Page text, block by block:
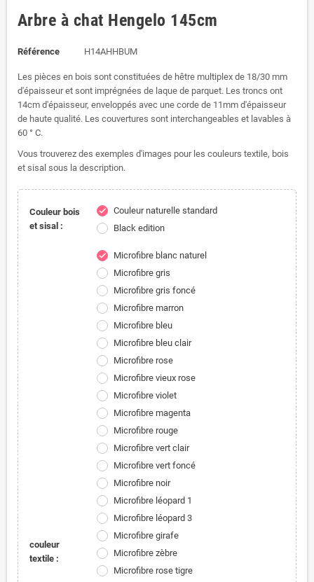
Arbre à chat Hengelo 145cm
Référence H14AHHBUM
Les pièces en bois sont constituées de hêtre multiplex de 18/30 mm
d'épaisseur et sont imprégnées de laque de parquet. Les troncs ont
14cm d'épaisseur, enveloppés avec une corde de 11mm d'épaisseur
de haute qualité. Les couvertures sont interchangeables et lavables à
60 ° C.
Vous trouverez des exemples d'images pour les couleurs textile, bois
et sisal sous la description.
Couleur bois
et sisal :
check
Couleur naturelle standard
Black edition
couleur
textile :
check
Microfibre blanc naturel
Microfibre gris
Microfibre gris foncé
Microfibre marron
Microfibre bleu
Microfibre bleu clair
Microfibre rose
Microfibre vieux rose
Microfibre violet
Microfibre magenta
Microfibre rouge
Microfibre vert clair
Microfibre vert foncé
Microfibre noir
Microfibre léopard 1
Microfibre léopard 3
Microfibre girafe
Microfibre zèbre
Microfibre rose tigre